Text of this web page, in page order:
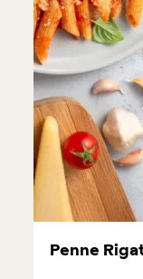
Penne